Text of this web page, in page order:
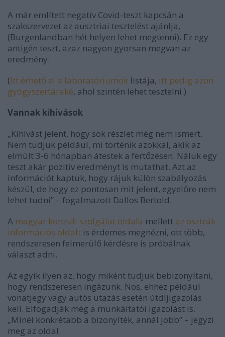
A már említett negatív Covid-teszt kapcsán a
szakszervezet az ausztriai tesztelést ajánlja,
(Burgenlandban hét helyen lehet megtenni). Ez egy
antigén teszt, azaz nagyon gyorsan megvan az
eredmény.
(Itt érhető el a laboratóriumok listája, itt pedig azon
gyógyszertáraké, ahol szintén lehet tesztelni.)
Vannak kihívások
„Kihívást jelent, hogy sok részlet még nem ismert.
Nem tudjuk például, mi történik azokkal, akik az
elmúlt 3-6 hónapban átestek a fertőzésen. Náluk egy
teszt akár pozitív eredményt is mutathat. Azt az
információt kaptuk, hogy rájuk külön szabályozás
készül, de hogy ez pontosan mit jelent, egyelőre nem
lehet tudni” – fogalmazott Dallos Bertold.
A magyar konzuli szolgálat oldala mellett az osztrák
információs oldalt is érdemes megnézni, ott több,
rendszeresen felmerülő kérdésre is próbálnak
választ adni.
Az egyik ilyen az, hogy miként tudjuk bebizonyítani,
hogy rendszeresen ingázunk. Nos, ehhez például
vonatjegy vagy autós utazás esetén útdíjigazolás
kell. Elfogadják még a munkáltatói igazolást is.
„Minél konkrétabb a bizonyíték, annál jobb” – jegyzi
meg az oldal.